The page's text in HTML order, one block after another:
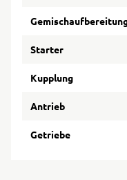
Starter
Kupplung
Antrieb
Getriebe